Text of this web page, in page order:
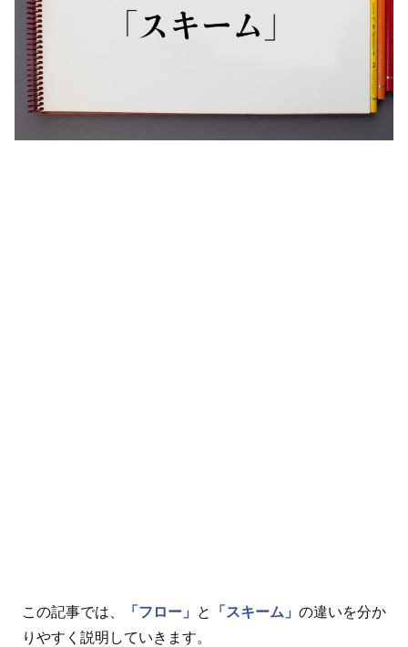
この記事では、 「フロー」 と 「スキーム」 の違いを分か
りやすく説明していきます。